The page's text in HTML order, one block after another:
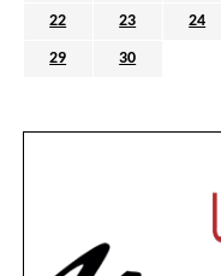
22 23 24
29
30